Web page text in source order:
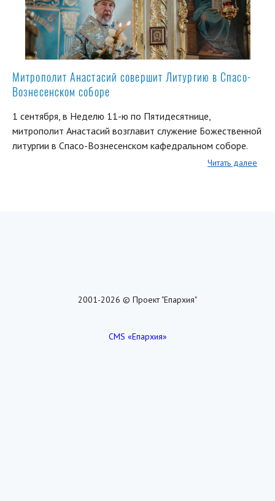
Митрополит Анастасий совершит Литургию в Спасо-
Вознесенском соборе
1 сентября, в Неделю 11-ю по Пятидесятнице,
митрополит Анастасий возглавит служение Божественной
литургии в Спасо-Вознесенском кафедральном соборе.
Читать далее
2001-2026 © Проект "Епархия"
CMS «Епархия»